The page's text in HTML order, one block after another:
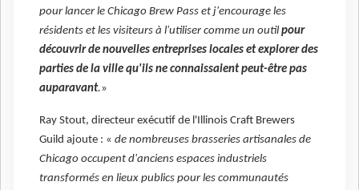
pour lancer le Chicago Brew Pass et j'encourage les
résidents et les visiteurs à l'utiliser comme un outil pour
découvrir de nouvelles entreprises locales et explorer des
parties de la ville qu'ils ne connaissaient peut-être pas
auparavant.»
Ray Stout, directeur exécutif de l'Illinois Craft Brewers
Guild ajoute : « de nombreuses brasseries artisanales de
Chicago occupent d'anciens espaces industriels
transformés en lieux publics pour les communautés